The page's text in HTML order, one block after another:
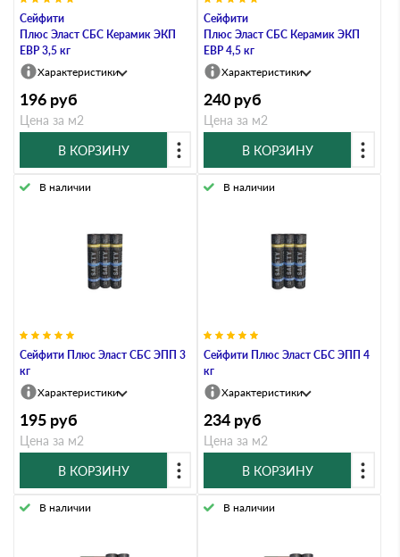
Сейфити
Плюс Эласт СБС Керамик ЭКП
EBP 3,5 кг
Характеристики
196 руб
Цена за м2
В КОРЗИНУ
Сейфити
Плюс Эласт СБС Керамик ЭКП
EBP 4,5 кг
Характеристики
240 руб
Цена за м2
В КОРЗИНУ
Сейфити Плюс Эласт СБС ЭПП 3
кг
В наличии
Характеристики
195 руб
Цена за м2
В КОРЗИНУ
Сейфити Плюс Эласт СБС ЭПП 4
кг
В наличии
Характеристики
234 руб
Цена за м2
В КОРЗИНУ
В наличии В наличии